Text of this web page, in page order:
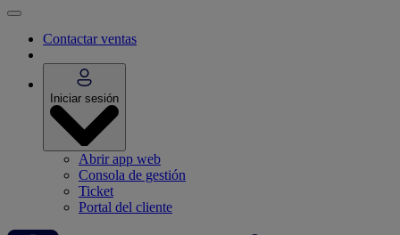
Contactar ventas
Iniciar sesión
Abrir app web
Consola de gestión
Ticket
Portal del cliente